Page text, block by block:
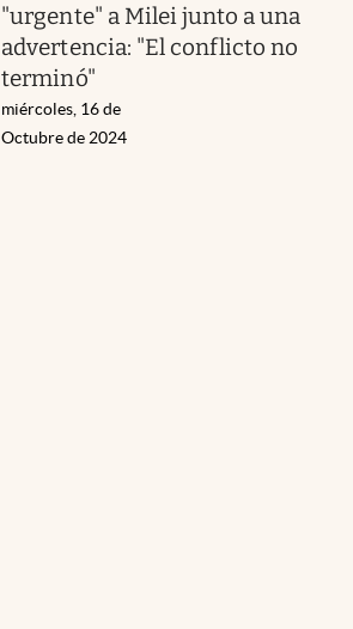
"urgente" a Milei junto a una
advertencia: "El conflicto no
terminó"
miércoles, 16 de
Octubre de 2024